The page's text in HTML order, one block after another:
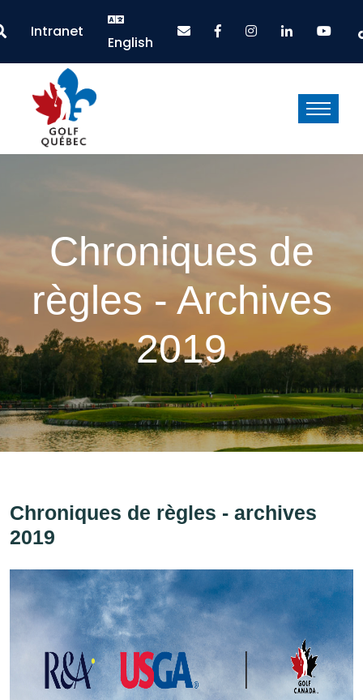
Intranet
English
Chroniques de
règles - Archives
2019
Chroniques de règles - archives
2019